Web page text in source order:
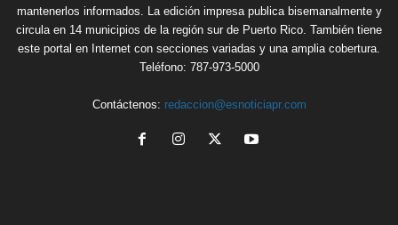
mantenerlos informados. La edición impresa publica bisemanalmente y
circula en 14 municipios de la región sur de Puerto Rico. También tiene
este portal en Internet con secciones variadas y una amplia cobertura.
Teléfono: 787-973-5000
Contáctenos: redaccion@esnoticiapr.com